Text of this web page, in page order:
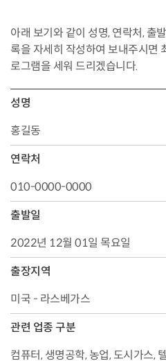
아래 보기와 같이 성명, 연락처, 출
록을 자세히 작성하여 보내주시면
로그램을 세워 드리겠습니다.
성명
홍길동
연락처
010-0000-0000
출발일
2022년 12월 01일 목요일
출장지역
미국 - 라스베가스
관련 업종 구분
컴퓨터, 생명공학, 농업, 도시가스,